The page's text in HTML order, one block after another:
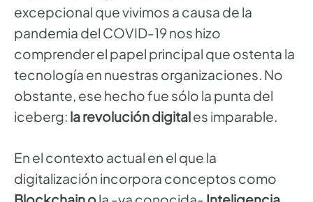
excepcional que vivimos a causa de la
pandemia del COVID-19 nos hizo
comprender el papel principal que ostenta la
tecnología en nuestras organizaciones. No
obstante, ese hecho fue sólo la punta del
iceberg: la revolución digitales imparable.
En el contexto actual en el que la
digitalización incorpora conceptos como